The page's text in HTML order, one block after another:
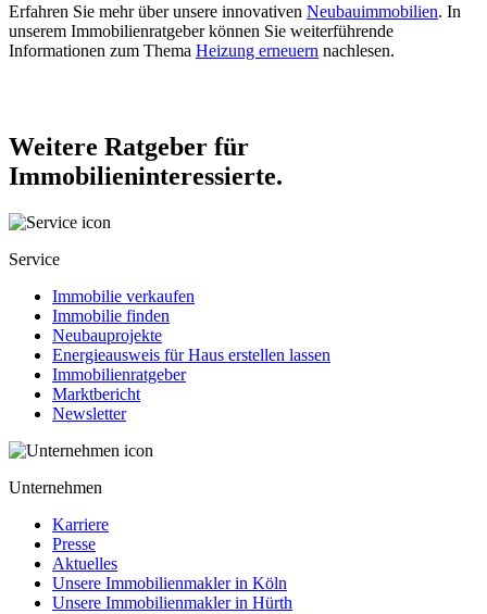
Erfahren Sie mehr über unsere innovativen Neubauimmobilien. In
unserem Immobilienratgeber können Sie weiterführende
Informationen zum Thema Heizung erneuern nachlesen.
Weitere Ratgeber für
Immobilieninteressierte.
Service
Immobilie verkaufen
Immobilie finden
Neubauprojekte
Energieausweis für Haus erstellen lassen
Immobilienratgeber
Marktbericht
Newsletter
Unternehmen
Karriere
Presse
Aktuelles
Unsere Immobilienmakler in Köln
Unsere Immobilienmakler in Hürth